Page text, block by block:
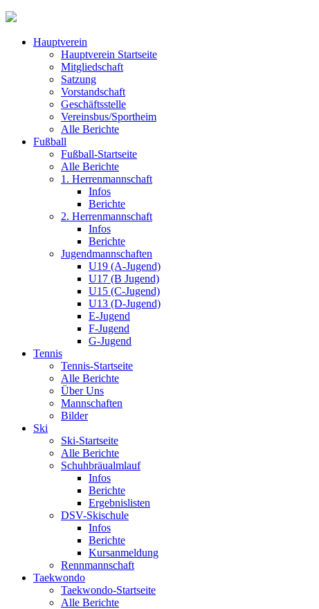
Hauptverein
Hauptverein Startseite
Mitgliedschaft
Satzung
Vorstandschaft
Geschäftsstelle
Vereinsbus/Sportheim
Alle Berichte
Fußball
Fußball-Startseite
Alle Berichte
1. Herrenmannschaft
Infos
Berichte
2. Herrenmannschaft
Infos
Berichte
Jugendmannschaften
U19 (A-Jugend)
U17 (B Jugend)
U15 (C-Jugend)
U13 (D-Jugend)
E-Jugend
F-Jugend
G-Jugend
Tennis
Tennis-Startseite
Alle Berichte
Über Uns
Mannschaften
Bilder
Ski
Ski-Startseite
Alle Berichte
Schuhbräualmlauf
Infos
Berichte
Ergebnislisten
DSV-Skischule
Infos
Berichte
Kursanmeldung
Rennmannschaft
Taekwondo
Taekwondo-Startseite
Alle Berichte